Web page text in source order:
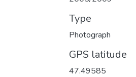
Type
Photograph
GPS latitude
47.49585